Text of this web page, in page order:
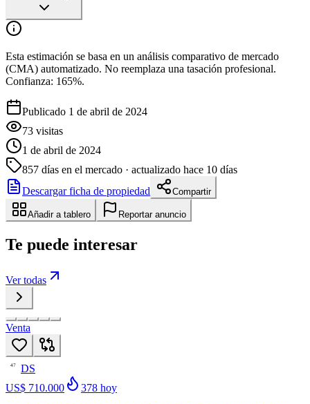
Esta estimación se basa en un análisis comparativo de mercado
(CMA) automatizado. No reemplaza una tasación profesional.
Confianza: 165%.
Publicado 1 de abril de 2024
73 visitas
1 de abril de 2024
857 días en el mercado · actualizado hace 10 días
Descargar ficha de propiedad
Compartir
Añadir a tablero Reportar anuncio
Te puede interesar
Ver todas
Venta
47
DS
US$ 710.000
378 hoy